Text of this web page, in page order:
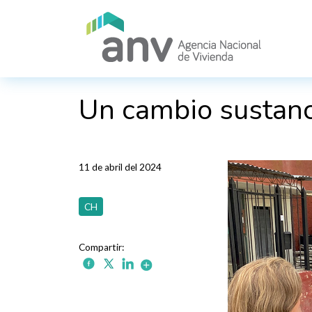
Un cambio
11 de abril del 2024
CH